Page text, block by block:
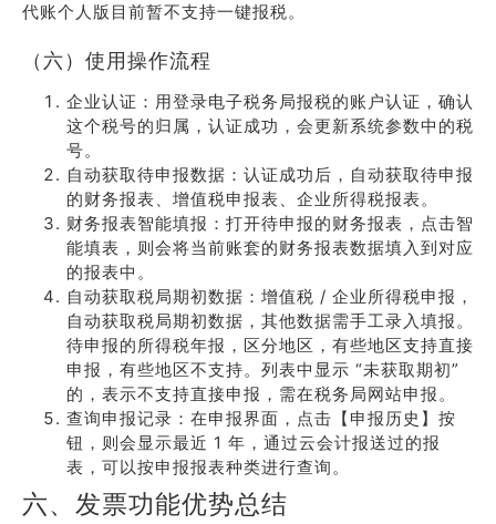
代账个人版目前暂不支持一键报税。
（六）使用操作流程
企业认证：用登录电子税务局报税的账户认证，确认
这个税号的归属，认证成功，会更新系统参数中的税
号。
自动获取待申报数据：认证成功后，自动获取待申报
的财务报表、增值税申报表、企业所得税报表。
财务报表智能填报：打开待申报的财务报表，点击智
能填表，则会将当前账套的财务报表数据填入到对应
的报表中。
自动获取税局期初数据：增值税 / 企业所得税申报，
自动获取税局期初数据，其他数据需手工录入填报。
待申报的所得税年报，区分地区，有些地区支持直接
申报，有些地区不支持。列表中显示 “未获取期初”
的，表示不支持直接申报，需在税务局网站申报。
查询申报记录：在申报界面，点击【申报历史】按
钮，则会显示最近 1 年，通过云会计报送过的报
表，可以按申报报表种类进行查询。
六、发票功能优势总结